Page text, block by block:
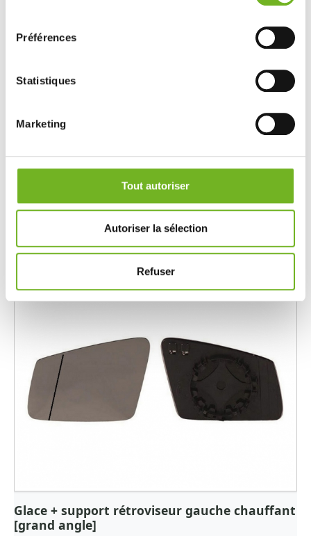
Préférences
Statistiques
Marketing
Tout autoriser
Autoriser la sélection
Refuser
Voir la piece
Prix Public:92.86EUR
Glace + support rétroviseur gauche chauffant
[grand angle]